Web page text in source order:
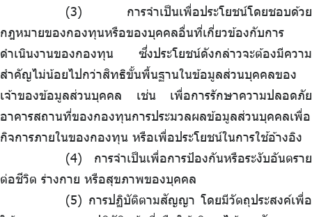
การจำเป็นเพื่อประโยชน์โดยชอบด้วย
กฎหมายของกองทุนหรือของบุคคลอื่นที่เกี่ยวข้องกับการ
ดำเนินงานของกองทุน ซึ่งประโยชน์ดังกล่าวจะต้องมีความ
สำคัญไม่น้อยไปกว่าสิทธิขั้นพื้นฐานในข้อมูลส่วนบุคคลของ
เจ้าของข้อมูลส่วนบุคคล เช่น เพื่อการรักษาความปลอดภัย
อาคารสถานที่ของกองทุนการประมวลผลข้อมูลส่วนบุคคลเพื่อ
กิจการภายในของกองทุน หรือเพื่อประโยชน์ในการใช้อ้างอิง
การจำเป็นเพื่อการป้องกันหรือระงับอันตราย
ต่อชีวิต ร่างกาย หรือสุขภาพของบุคคล
การปฏิบัติตามสัญญา โดยมีวัตถุประสงค์เพื่อ